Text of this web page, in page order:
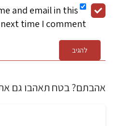
and email in this
time I comment.
להגיב
אהבתם? בטח תאהבו גם